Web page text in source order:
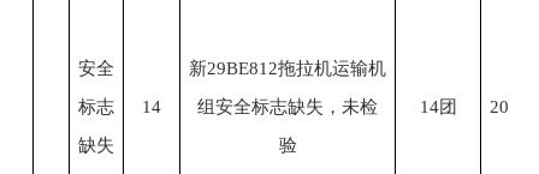
安全
标志
缺失
14
新29BE812拖拉机运输机
组安全标志缺失，未检
验
14团